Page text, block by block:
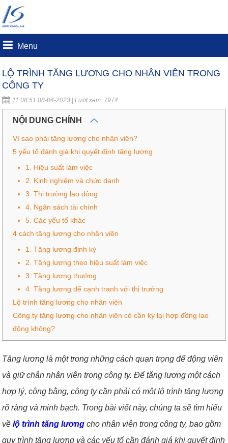
Menu
LỘ TRÌNH TĂNG LƯƠNG CHO NHÂN VIÊN TRONG
CÔNG TY
11:08:51 08-04-2023 | Lượt xem: 7974
NỘI DUNG CHÍNH
Vì sao phải tăng lương cho nhân viên?
5 yếu tố đánh giá khi quyết định tăng lương
1. Hiệu suất làm việc
2. Kinh nghiệm và chức danh
3. Thị trường lao động
4. Ngân sách tài chính
5. Các yếu tố khác
4 cách tăng lương cho nhân viên
1. Tăng lương định kỳ
2. Tăng lương theo hiệu suất làm việc
3. Tăng lương thưởng
4. Tăng lương để cạnh tranh với thị trường
Lộ trình tăng lương cho nhân viên
Công ty tăng lương cho nhân viên có cần ký lại hợp đồng lao
động không?
Tăng lương là một trong những cách quan trọng để động viên
và giữ chân nhân viên trong công ty. Để tăng lương một cách
hợp lý, công bằng, công ty cần phải có một lộ trình tăng lương
rõ ràng và minh bạch. Trong bài viết này, chúng ta sẽ tìm hiểu
vềlộ trình tăng lương cho nhân viên trong công ty, bao gồm
quy trình tăng lương và các yếu tố cần đánh giá khi quyết định